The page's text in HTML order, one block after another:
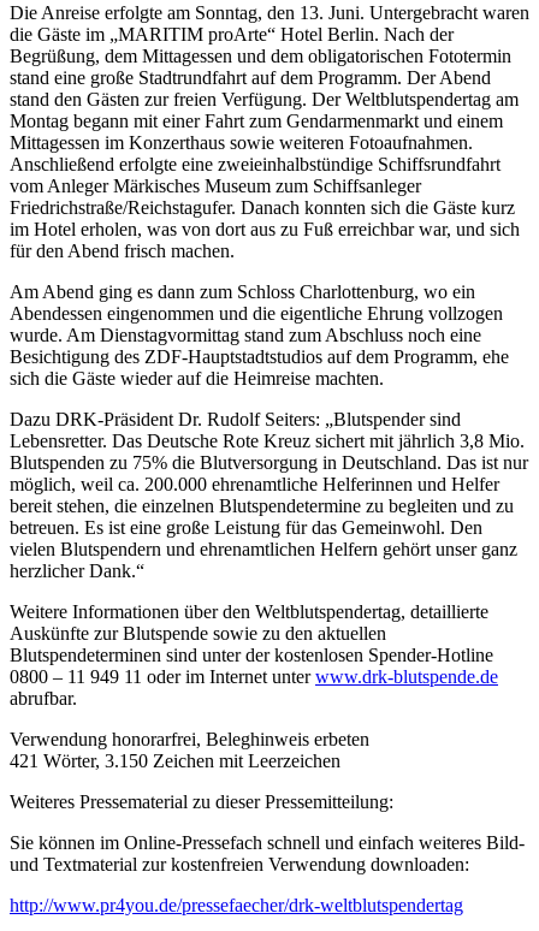
Die Anreise erfolgte am Sonntag, den 13. Juni. Untergebracht waren
die Gäste im „MARITIM proArte“ Hotel Berlin. Nach der
Begrüßung, dem Mittagessen und dem obligatorischen Fototermin
stand eine große Stadtrundfahrt auf dem Programm. Der Abend
stand den Gästen zur freien Verfügung. Der Weltblutspendertag am
Montag begann mit einer Fahrt zum Gendarmenmarkt und einem
Mittagessen im Konzerthaus sowie weiteren Fotoaufnahmen.
Anschließend erfolgte eine zweieinhalbstündige Schiffsrundfahrt
vom Anleger Märkisches Museum zum Schiffsanleger
Friedrichstraße/Reichstagufer. Danach konnten sich die Gäste kurz
im Hotel erholen, was von dort aus zu Fuß erreichbar war, und sich
für den Abend frisch machen.
Am Abend ging es dann zum Schloss Charlottenburg, wo ein
Abendessen eingenommen und die eigentliche Ehrung vollzogen
wurde. Am Dienstagvormittag stand zum Abschluss noch eine
Besichtigung des ZDF-Hauptstadtstudios auf dem Programm, ehe
sich die Gäste wieder auf die Heimreise machten.
Dazu DRK-Präsident Dr. Rudolf Seiters: „Blutspender sind
Lebensretter. Das Deutsche Rote Kreuz sichert mit jährlich 3,8 Mio.
Blutspenden zu 75% die Blutversorgung in Deutschland. Das ist nur
möglich, weil ca. 200.000 ehrenamtliche Helferinnen und Helfer
bereit stehen, die einzelnen Blutspendetermine zu begleiten und zu
betreuen. Es ist eine große Leistung für das Gemeinwohl. Den
vielen Blutspendern und ehrenamtlichen Helfern gehört unser ganz
herzlicher Dank.“
Weitere Informationen über den Weltblutspendertag, detaillierte
Auskünfte zur Blutspende sowie zu den aktuellen
Blutspendeterminen sind unter der kostenlosen Spender-Hotline
0800 – 11 949 11 oder im Internet unterwww.drk-blutspende.de
abrufbar.
Verwendung honorarfrei, Beleghinweis erbeten
421 Wörter, 3.150 Zeichen mit Leerzeichen
Weiteres Pressematerial zu dieser Pressemitteilung:
Sie können im Online-Pressefach schnell und einfach weiteres Bild-
und Textmaterial zur kostenfreien Verwendung downloaden:
http://www.pr4you.de/pressefaecher/drk-weltblutspendertag